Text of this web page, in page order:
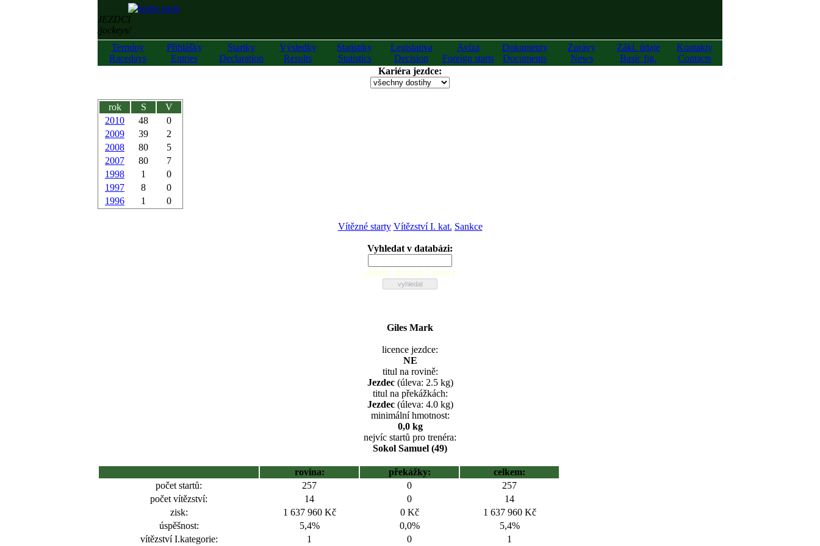
JEZDCI
/jockeys/
Termíny
Racedays
Přihlášky
Entries
Startky
Declaration
Výsledky
Results
Statistiky
Statistics
Legislativa
Decision
Avíza
Foreign starts
Dokumenty
Documents
Zprávy
News
Zákl. údaje
Basic fig.
Kontakty
Contacts
Kariéra jezdce:
rok S
V
2010
48
0
2009
39
2
2008
80
5
2007
80
7
1998
1
0
1997
8
0
1996
1 0
Vítězné starty Vítězství I. kat. Sankce
Vyhledat v databázi:
zadejte alespoň 2 znaky
Giles Mark
licence jezdce:
NE
titul na rovině:
Jezdec(úleva: 2.5 kg)
titul na překážkách:
Jezdec(úleva: 4.0 kg)
minimální hmotnost:
0,0 kg
nejvíc startů pro trenéra:
Sokol Samuel (49)
rovina: překážky:
celkem:
počet startů:
257 0
257
počet vítězství:
14 0
14
zisk:
1 637 960 Kč 0 Kč
1 637 960 Kč
úspěšnost:
5,4% 0,0%
5,4%
vítězství I.kategorie:
1 0 1